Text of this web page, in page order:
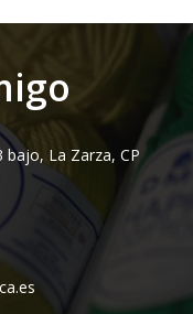
La Zarza, CP